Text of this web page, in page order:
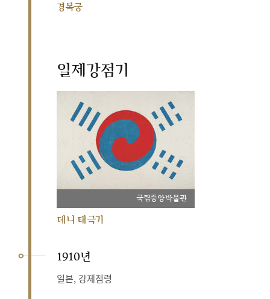
경복궁
일제강점기
국립중앙박물관
데니 태극기
1910년
일본, 강제점령